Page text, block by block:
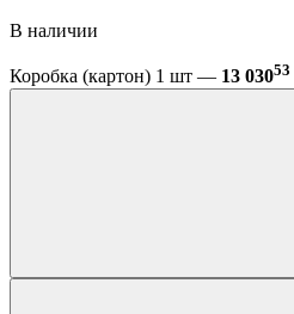
В наличии
Коробка (картон) 1 шт — 13 03053